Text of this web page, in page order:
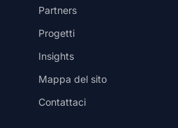
Partners
Progetti
Insights
Mappa del sito
Contattaci